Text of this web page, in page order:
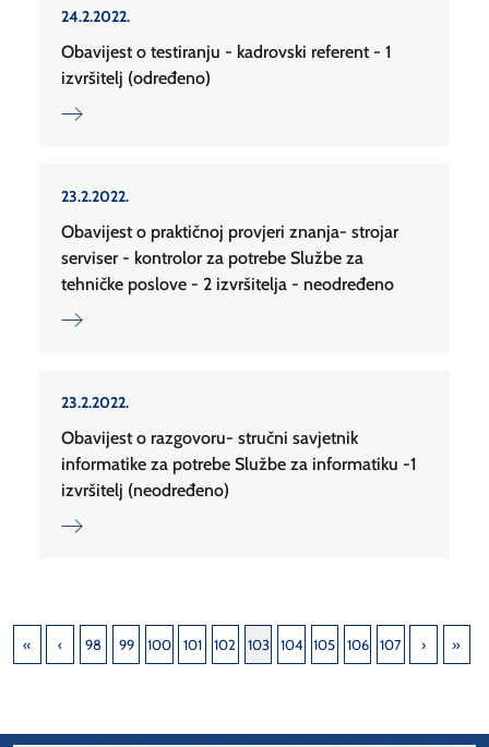
24.2.2022.
Obavijest o testiranju - kadrovski referent - 1
izvršitelj (određeno)
23.2.2022.
Obavijest o praktičnoj provjeri znanja- strojar
serviser - kontrolor za potrebe Službe za
tehničke poslove - 2 izvršitelja - neodređeno
23.2.2022.
Obavijest o razgovoru- stručni savjetnik
informatike za potrebe Službe za informatiku -1
izvršitelj (neodređeno)
98 99 100 101 102 103 104 105 106 107